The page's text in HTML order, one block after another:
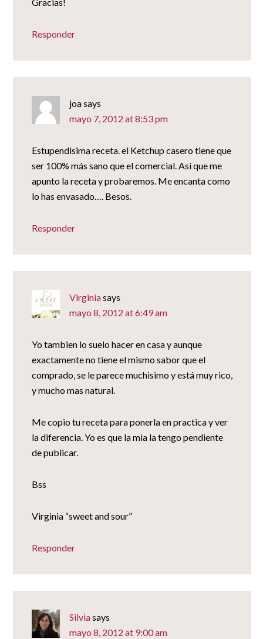
Responder
joasays
mayo 7, 2012 at 8:53 pm
Estupendisima receta. el Ketchup casero tiene que
ser 100% más sano que el comercial. Así que me
apunto la receta y probaremos. Me encanta como
lo has envasado…. Besos.
Responder
Virginiasays
mayo 8, 2012 at 6:49 am
Yo tambien lo suelo hacer en casa y aunque
exactamente no tiene el mismo sabor que el
comprado, se le parece muchisimo y está muy rico,
y mucho mas natural.
Me copio tu receta para ponerla en practica y ver
la diferencia. Yo es que la mia la tengo pendiente
de publicar.
Bss
Virginia “sweet and sour”
Responder
Silviasays
mayo 8, 2012 at 9:00 am